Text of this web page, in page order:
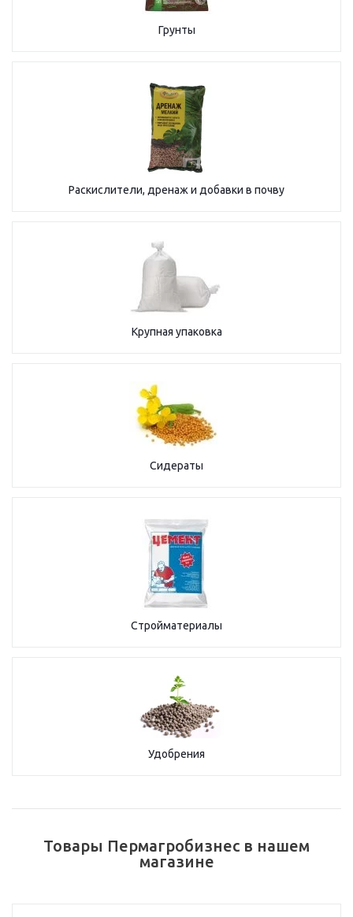
Грунты
Раскислители, дренаж и добавки в почву
Крупная упаковка
Сидераты
Стройматериалы
Удобрения
Товары Пермагробизнес в нашем
магазине